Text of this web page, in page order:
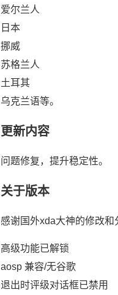
爱尔兰人
日本
挪威
苏格兰人
土耳其
乌克兰语等。
更新内容
问题修复，提升稳定性。
关于版本
感谢国外xda大神的修改和
高级功能已解锁
aosp 兼容/无谷歌
退出时评级对话框已禁用